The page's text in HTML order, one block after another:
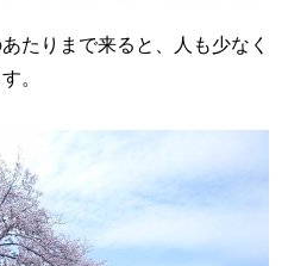
たりまで来ると、人も少なく
。